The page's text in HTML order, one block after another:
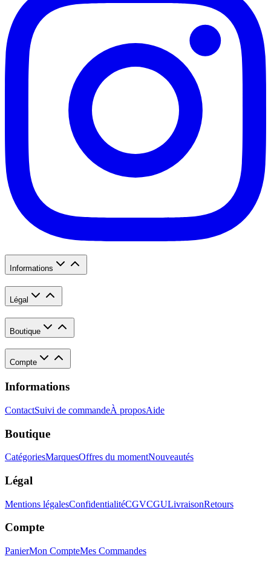
Informations
Légal
Boutique
Compte
Informations
ContactSuivi de commandeÀ proposAide
Boutique
CatégoriesMarquesOffres du momentNouveautés
Légal
Mentions légalesConfidentialitéCGVCGULivraisonRetours
Compte
PanierMon CompteMes Commandes